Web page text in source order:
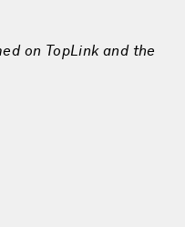
on TopLink and the